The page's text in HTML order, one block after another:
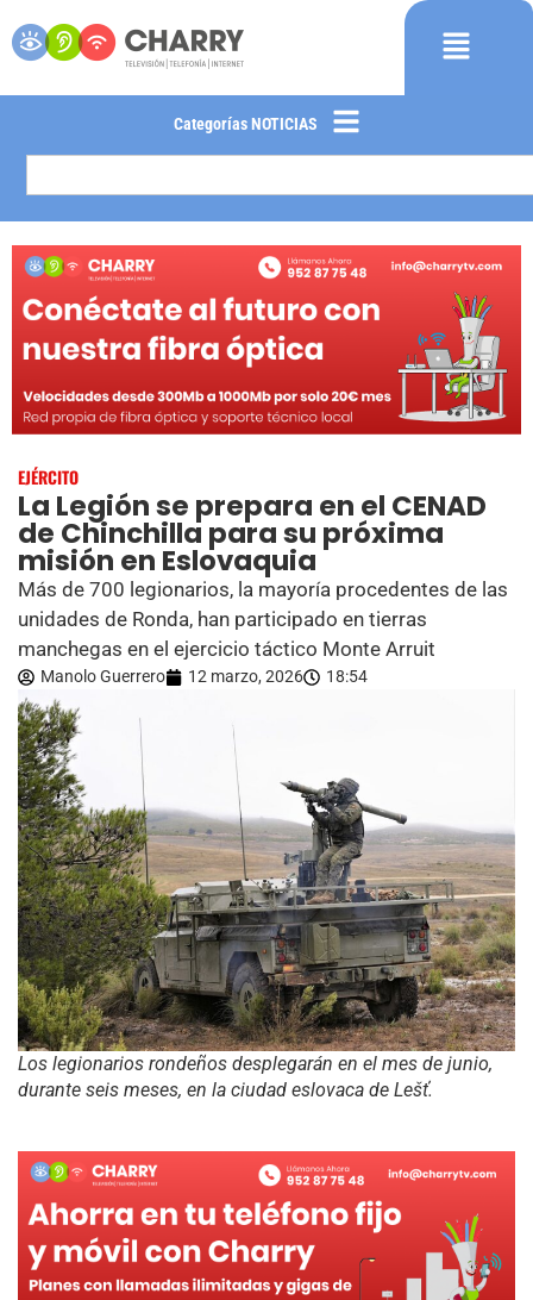
Categorías NOTICIAS
EJÉRCITO
La Legión se prepara en el CENAD
de Chinchilla para su próxima
misión en Eslovaquia
Más de 700 legionarios, la mayoría procedentes de las
unidades de Ronda, han participado en tierras
manchegas en el ejercicio táctico Monte Arruit
Manolo Guerrero 12 marzo, 2026 18:54
Los legionarios rondeños desplegarán en el mes de junio,
durante seis meses, en la ciudad eslovaca de Lešť.